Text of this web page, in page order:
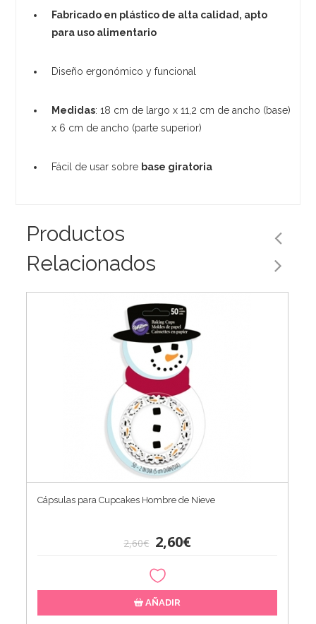
Fabricado en plástico de alta calidad, apto
para uso alimentario
Diseño ergonómico y funcional
Medidas: 18 cm de largo x 11,2 cm de ancho (base)
x 6 cm de ancho (parte superior)
Fácil de usar sobre base giratoria
Productos
Relacionados
Cápsulas para Cupcakes Hombre de Nieve
2,60€ 2,60€
AÑADIR